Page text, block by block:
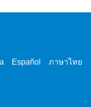
Español ภาษาไทย